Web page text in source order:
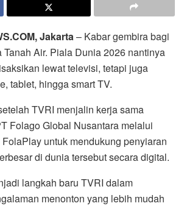
Jakarta– Kabar gembira bagi
Air. Piala Dunia 2026 nantinya
lewat televisi, tetapi juga
tablet, hingga smart TV.
TVRI menjalin kerja sama
Folago Global Nusantara melalui
untuk mendukung penyiaran
di dunia tersebut secara digital.
langkah baru TVRI dalam
menonton yang lebih mudah